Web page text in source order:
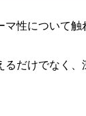
性について触
るだけでなく、